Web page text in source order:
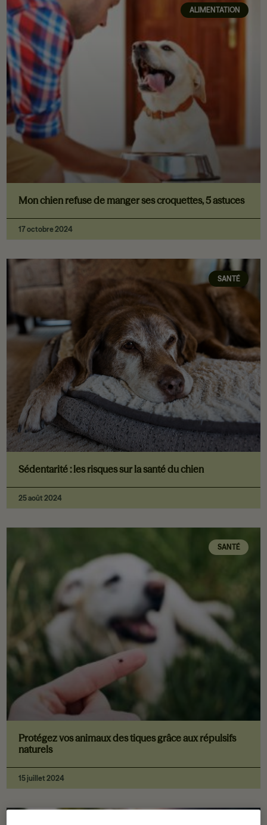
ALIMENTATION
Mon chien refuse de manger ses croquettes, 5 astuces
17 octobre 2024
SANTÉ
Sédentarité : les risques sur la santé du chien
25 août 2024
SANTÉ
Protégez vos animaux des tiques grâce aux répulsifs
naturels
15 juillet 2024